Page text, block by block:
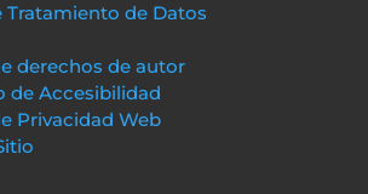
Tratamiento de Datos
derechos de autor
de Accesibilidad
Privacidad Web